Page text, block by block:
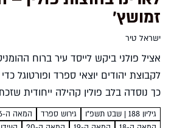
זמושץ'
ישראל טיר
אציל פולני ביקש לייסד עיר ברוח
לקבוצת יהודים יוצאי ספרד ופורטוגל
כך נוסדה בלב פולין קהילה ייחודית
ירושלים דפולין בפי משכילי הדור
גיליון 188 | שבט תשפ״ו גירוש ספרד המאה ה-16